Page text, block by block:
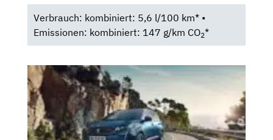
Verbrauch: kombiniert: 5,6 l/100 km* •
Emissionen: kombiniert: 147 g/km CO2*